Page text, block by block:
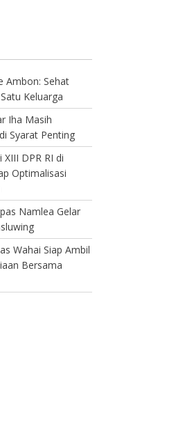
Ambon: Sehat
Keluarga
Iha Masih
Syarat Penting
DPR RI di
Optimalisasi
Namlea Gelar
Wahai Siap Ambil
Bersama